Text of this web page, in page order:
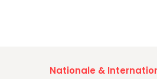
Nationale &